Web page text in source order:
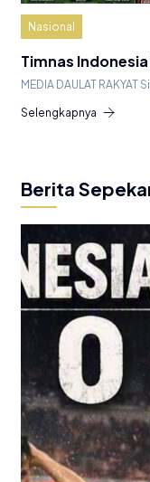
Nasional
Timnas
MEDIA DAULAT RAKYAT
Selengkapnya
Berita